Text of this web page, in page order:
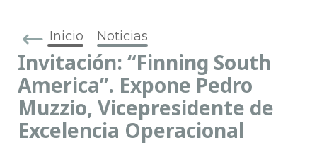
Inicio Noticias
Invitación: “Finning South
America”. Expone Pedro
Muzzio, Vicepresidente de
Excelencia Operacional